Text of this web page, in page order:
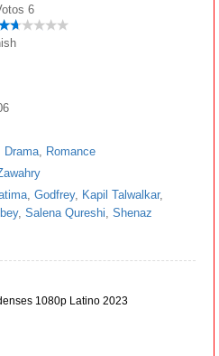
6
Drama
Romance
Godfrey, Kapil Talwalkar,
, Salena Qureshi Shenaz